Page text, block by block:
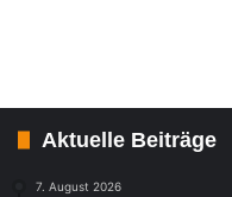
Aktuelle Beiträge
7. August 2026